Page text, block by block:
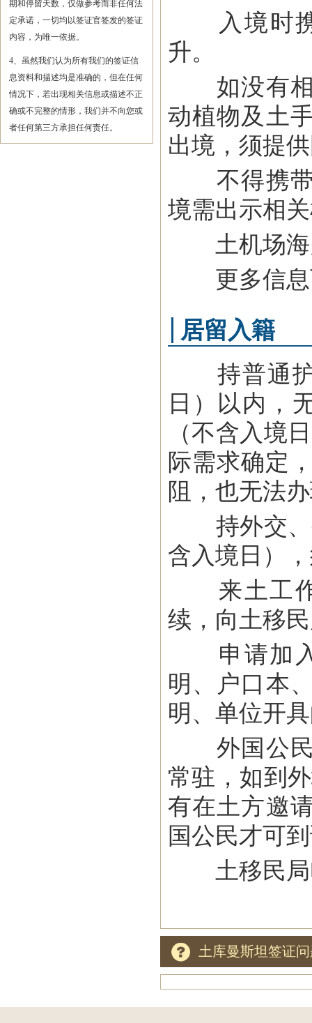
期和停留天数，仅做参考而非任何法
定承诺，一切均以签证官签发的签证
内容，为唯一依据。
4、虽然我们认为所有我们的签证信
息资料和描述均是准确的，但在任何
情况下，若出现相关信息或描述不正
确或不完整的情形，我们并不向您或
者任何第三方承担任何责任。
入境时携
升。
如没有相
动植物及土
出境，须提
不得携带
境需出示相
土机场海
更多信息
居留入籍
持普通护
日）以内，
（不含入境
际需求确定
阻，也无法
持外交、
含入境日）
来土工作
续，向土移
申请加入
明、户口本
明、单位开
外国公民
常驻，如到
有在土方邀
国公民才可
土移民局
土库曼斯坦签证